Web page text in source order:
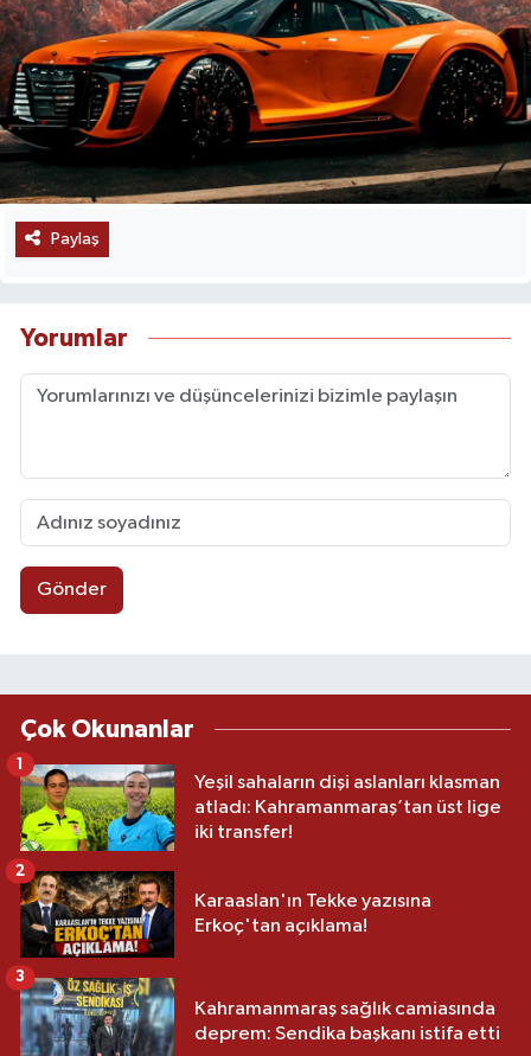
Paylaş
Yorumlar
Gönder
Çok Okunanlar
Yeşil sahaların dişi aslanları klasman
atladı: Kahramanmaraş’tan üst lige
iki transfer!
1
Karaaslan'ın Tekke yazısına
Erkoç'tan açıklama!
2
Kahramanmaraş sağlık camiasında
deprem: Sendika başkanı istifa etti
3